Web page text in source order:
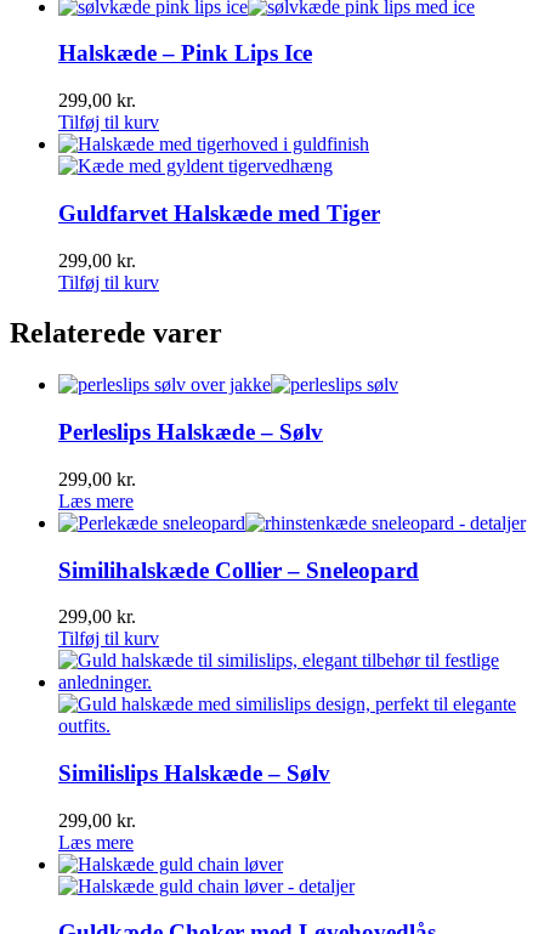
Halskæde – Pink Lips Ice
299,00 kr.
Tilføj til kurv
Guldfarvet Halskæde med Tiger
299,00 kr.
Tilføj til kurv
Relaterede varer
Perleslips Halskæde – Sølv
299,00 kr.
Læs mere
Similihalskæde Collier – Sneleopard
299,00 kr.
Tilføj til kurv
Similislips Halskæde – Sølv
299,00 kr.
Læs mere